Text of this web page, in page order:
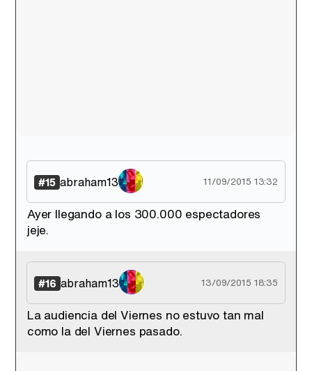
#15 abraham13 11/09/2015 13:32
Ayer llegando a los 300.000 espectadores
jeje.
#16 abraham13 13/09/2015 18:35
La audiencia del Viernes no estuvo tan mal
como la del Viernes pasado.